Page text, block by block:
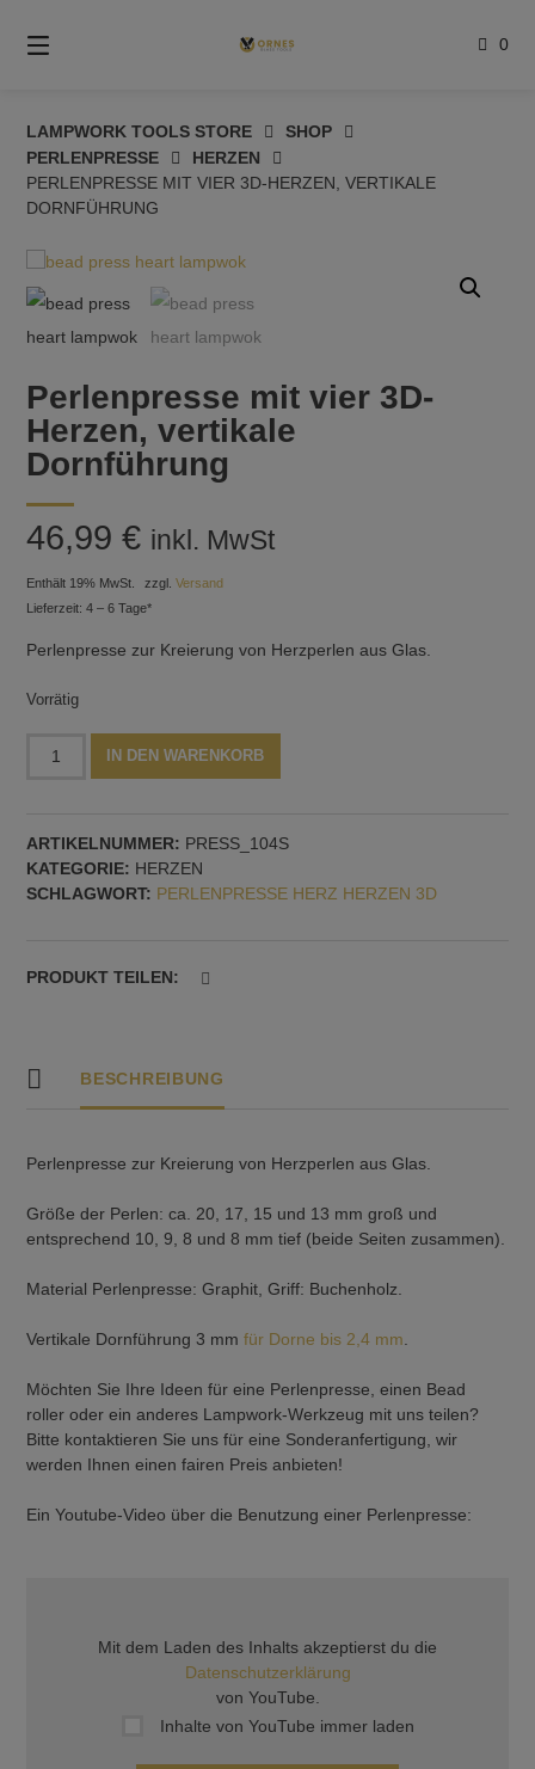
zum
Inhalt
0
LAMPWORK TOOLS STORE
SHOP
PERLENPRESSE
HERZEN
PERLENPRESSE MIT VIER 3D-HERZEN, VERTIKALE
DORNFÜHRUNG
Perlenpresse mit vier 3D-
Herzen, vertikale
Dornführung
46,99€ inkl. MwSt
Enthält 19% MwSt. zzgl.Versand
Lieferzeit: 4 – 6 Tage*
Perlenpresse zur Kreierung von Herzperlen aus Glas.
Vorrätig
Herzen,
vertikale
Dornführung
IN DEN WARENKORB
ARTIKELNUMMER: PRESS_104S
KATEGORIE: HERZEN
SCHLAGWORT: PERLENPRESSE HERZ HERZEN 3D
PRODUKT TEILEN:
BESCHREIBUNG
Perlenpresse zur Kreierung von Herzperlen aus Glas.
Größe der Perlen: ca. 20, 17, 15 und 13 mm groß und
entsprechend 10, 9, 8 und 8 mm tief (beide Seiten zusammen).
Material Perlenpresse: Graphit, Griff: Buchenholz.
Vertikale Dornführung 3 mmfür Dorne bis 2,4 mm
Möchten Sie Ihre Ideen für eine Perlenpresse, einen Bead
roller oder ein anderes Lampwork-Werkzeug mit uns teilen?
Bitte kontaktieren Sie uns für eine Sonderanfertigung, wir
werden Ihnen einen fairen Preis anbieten!
Ein Youtube-Video über die Benutzung einer Perlenpresse:
Mit dem Laden des Inhalts akzeptierst du die
Datenschutzerklärung
von YouTube.
Inhalte von YouTube immer laden